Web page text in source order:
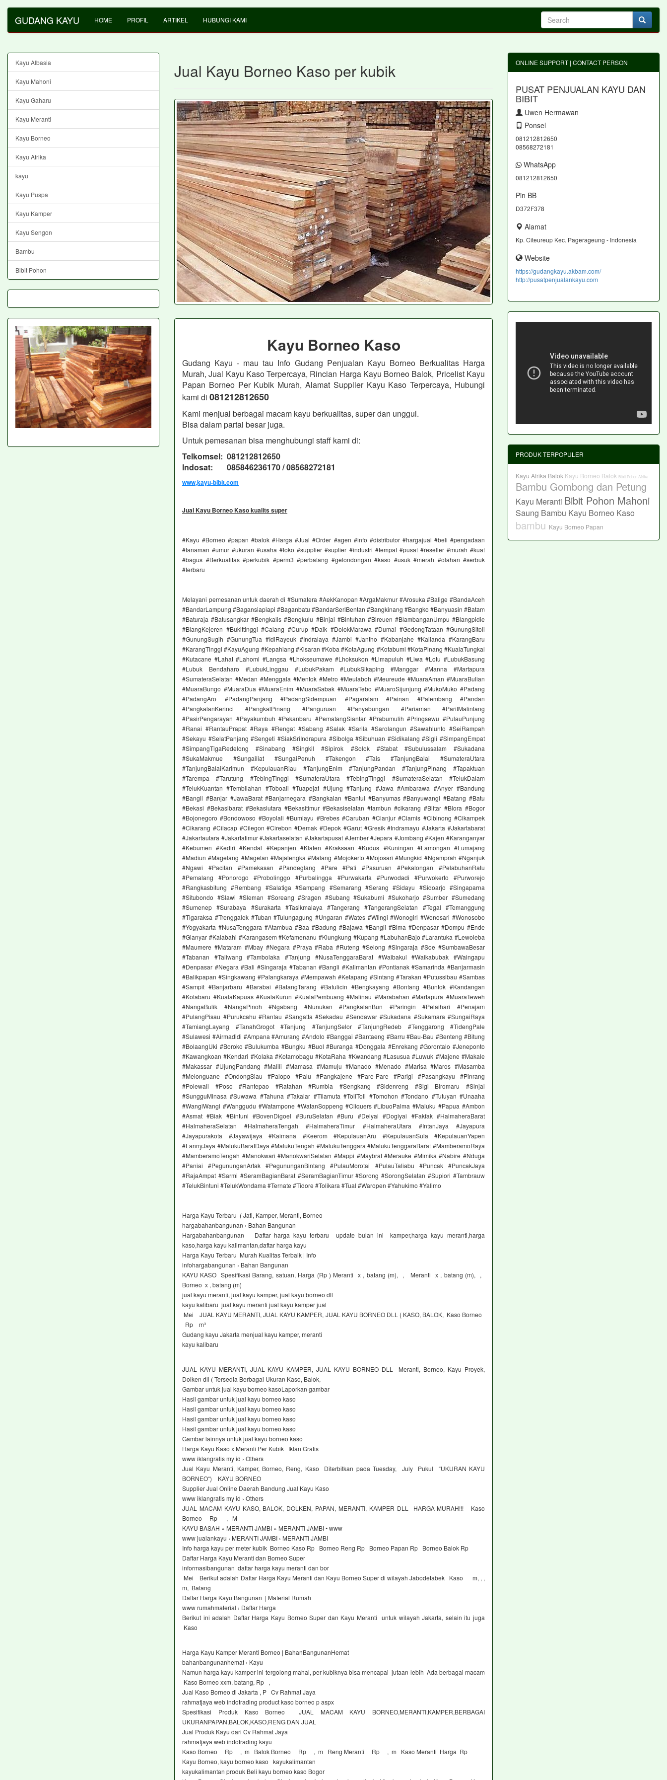
GUDANG KAYU HOME PROFIL ARTIKEL HUBUNGI KAMI
Jual Kayu Borneo Kaso per kubik
Kayu Borneo Kaso
Gudang Kayu - mau tau Info Gudang Penjualan Kayu Borneo Berkualitas Harga
Murah, Jual Kayu Kaso Terpercaya, Rincian Harga Kayu Borneo Balok, Pricelist Kayu
Papan Borneo Per Kubik Murah, Alamat Supplier Kayu Kaso Terpercaya, Hubungi
kami di 081212812650
Kami menjual berbagai macam kayu berkualitas, super dan unggul.
Bisa dalam partai besar juga.
Untuk pemesanan bisa menghubungi staff kami di:
Telkomsel: 081212812650
Indosat: 085846236170 / 08568272181
www,kayu-bibit.com
Jual Kayu Borneo Kaso kualits super
#Kayu #Borneo #papan #balok #Harga #Jual #Order #agen #info #distributor #hargajual #beli #pengadaan
#tanaman #umur #ukuran #usaha #toko #supplier #suplier #industri #tempat #pusat #reseller #murah #kuat
#bagus #Berkualitas #perkubik #perm3 #perbatang #gelondongan #kaso #usuk #merah #olahan #serbuk
#terbaru
Melayani pemesanan untuk daerah di #Sumatera #AekKanopan #ArgaMakmur #Arosuka #Balige #BandaAceh
#BandarLampung #Bagansiapiapi #Baganbatu #BandarSeriBentan #Bangkinang #Bangko #Banyuasin #Batam
#Baturaja #Batusangkar #Bengkalis #Bengkulu #Binjai #Bintuhan #Bireuen #BlambanganUmpu #Blangpidie
#BlangKejeren #Bukittinggi #Calang #Curup #Daik #DolokMarawa #Dumai #GedongTataan #GunungSitoli
#GunungSugih #GunungTua #IdiRayeuk #Indralaya #Jambi #Jantho #Kabanjahe #Kalianda #KarangBaru
#KarangTinggi #KayuAgung #Kepahiang #Kisaran #Koba #KotaAgung #Kotabumi #KotaPinang #KualaTungkal
#Kutacane #Lahat #Lahomi #Langsa #Lhokseumawe #Lhoksukon #Limapuluh #Liwa #Lotu #LubukBasung
#Lubuk Bendaharo #LubukLinggau #LubukPakam #LubukSikaping #Manggar #Manna #Martapura
#SumateraSelatan #Medan #Menggala #Mentok #Metro #Meulaboh #Meureude #MuaraAman #MuaraBulian
#MuaraBungo #MuaraDua #MuaraEnim #MuaraSabak #MuaraTebo #MuaroSijunjung #MukoMuko #Padang
#PadangAro #PadangPanjang #PadangSidempuan #Pagaralam #Painan #Palembang #Pandan
#PangkalanKerinci #PangkalPinang #Panguruan #Panyabungan #Pariaman #ParitMalintang
#PasirPengarayan #Payakumbuh #Pekanbaru #PematangSiantar #Prabumulih #Pringsewu #PulauPunjung
#Ranai #RantauPrapat #Raya #Rengat #Sabang #Salak #Sarila #Sarolangun #Sawahlunto #SeiRampah
#Sekayu #SelatPanjang #Sengeti #SiakSriIndrapura #Sibolga #Sibuhuan #Sidikalang #Sigli #SimpangEmpat
#SimpangTigaRedelong #Sinabang #Singkil #Sipirok #Solok #Stabat #Subulussalam #Sukadana
#SukaMakmue #Sungailiat #SungaiPenuh #Takengon #Tais #TanjungBalai #SumateraUtara
#TanjungBalaiKarimun #KepulauanRiau #TanjungEnim #TanjungPandan #TanjungPinang #Tapaktuan
#Tarempa #Tarutung #TebingTinggi #SumateraUtara #TebingTinggi #SumateraSelatan #TelukDalam
#TelukKuantan #Tembilahan #Toboali #Tuapejat #Ujung #Tanjung #Jawa #Ambarawa #Anyer #Bandung
#Bangil #Banjar #JawaBarat #Banjarnegara #Bangkalan #Bantul #Banyumas #Banyuwangi #Batang #Batu
#Bekasi #Bekasibarat #Bekasiutara #Bekasitimur #Bekasiselatan #tambun #cikarang #Blitar #Blora #Bogor
#Bojonegoro #Bondowoso #Boyolali #Bumiayu #Brebes #Caruban #Cianjur #Ciamis #Cibinong #Cikampek
#Cikarang #Cilacap #Cilegon #Cirebon #Demak #Depok #Garut #Gresik #Indramayu #Jakarta #Jakartabarat
#Jakartautara #Jakartatimur #Jakartaselatan #Jakartapusat #Jember #Jepara #Jombang #Kajen #Karanganyar
#Kebumen #Kediri #Kendal #Kepanjen #Klaten #Kraksaan #Kudus #Kuningan #Lamongan #Lumajang
#Madiun #Magelang #Magetan #Majalengka #Malang #Mojokerto #Mojosari #Mungkid #Ngamprah #Nganjuk
#Ngawi #Pacitan #Pamekasan #Pandeglang #Pare #Pati #Pasuruan #Pekalongan #PelabuhanRatu
#Pemalang #Ponorogo #Probolinggo #Purbalingga #Purwakarta #Purwodadi #Purwokerto #Purworejo
#Rangkasbitung #Rembang #Salatiga #Sampang #Semarang #Serang #Sidayu #Sidoarjo #Singaparna
#Situbondo #Slawi #Sleman #Soreang #Sragen #Subang #Sukabumi #Sukoharjo #Sumber #Sumedang
#Sumenep #Surabaya #Surakarta #Tasikmalaya #Tangerang #TangerangSelatan #Tegal #Temanggung
#Tigaraksa #Trenggalek #Tuban #Tulungagung #Ungaran #Wates #Wlingi #Wonogiri #Wonosari #Wonosobo
#Yogyakarta #NusaTenggara #Atambua #Baa #Badung #Bajawa #Bangli #Bima #Denpasar #Dompu #Ende
#Gianyar #Kalabahi #Karangasem #Kefamenanu #Klungkung #Kupang #LabuhanBajo #Larantuka #Lewoleba
#Maumere #Mataram #Mbay #Negara #Praya #Raba #Ruteng #Selong #Singaraja #Soe #SumbawaBesar
#Tabanan #Taliwang #Tambolaka #Tanjung #NusaTenggaraBarat #Waibakul #Waikabubak #Waingapu
#Denpasar #Negara #Bali #Singaraja #Tabanan #Bangli #Kalimantan #Pontianak #Samarinda #Banjarmasin
#Balikpapan #Singkawang #Palangkaraya #Mempawah #Ketapang #Sintang #Tarakan #Putussibau #Sambas
#Sampit #Banjarbaru #Barabai #BatangTarang #Batulicin #Bengkayang #Bontang #Buntok #Kandangan
#Kotabaru #KualaKapuas #KualaKurun #KualaPembuang #Malinau #Marabahan #Martapura #MuaraTeweh
#NangaBulik #NangaPinoh #Ngabang #Nunukan #PangkalanBun #Paringin #Pelaihari #Penajam
#PulangPisau #Purukcahu #Rantau #Sangatta #Sekadau #Sendawar #Sukadana #Sukamara #SungaiRaya
#TamiangLayang #TanahGrogot #Tanjung #TanjungSelor #TanjungRedeb #Tenggarong #TidengPale
#Sulawesi #Airmadidi #Ampana #Amurang #Andolo #Banggai #Bantaeng #Barru #Bau-Bau #Benteng #Bitung
#BolaangUki #Boroko #Bulukumba #Bungku #Buol #Buranga #Donggala #Enrekang #Gorontalo #Jeneponto
#Kawangkoan #Kendari #Kolaka #Kotamobagu #KotaRaha #Kwandang #Lasusua #Luwuk #Majene #Makale
#Makassar #UjungPandang #Malili #Mamasa #Mamuju #Manado #Menado #Marisa #Maros #Masamba
#Melonguane #OndongSiau #Palopo #Palu #Pangkajene #Pare-Pare #Parigi #Pasangkayu #Pinrang
#Polewali #Poso #Rantepao #Ratahan #Rumbia #Sengkang #Sidenreng #Sigi Biromaru #Sinjai
#SungguMinasa #Suwawa #Tahuna #Takalar #Tilamuta #ToliToli #Tomohon #Tondano #Tutuyan #Unaaha
#WangiWangi #Wanggudu #Watampone #WatanSoppeng #Cliquers #LibuoPalma #Maluku #Papua #Ambon
#Asmat #Biak #Bintuni #BovenDigoel #BuruSelatan #Buru #Deiyai #Dogiyai #Fakfak #HalmaheraBarat
#HalmaheraSelatan #HalmaheraTengah #HalmaheraTimur #HalmaheraUtara #IntanJaya #Jayapura
#Jayapurakota #Jayawijaya #Kaimana #Keerom #KepulauanAru #KepulauanSula #KepulauanYapen
#LannyJaya #MalukuBaratDaya #MalukuTengah #MalukuTenggara #MalukuTenggaraBarat #MamberamoRaya
#MamberamoTengah #Manokwari #ManokwariSelatan #Mappi #Maybrat #Merauke #Mimika #Nabire #Nduga
#Paniai #PegununganArfak #PegununganBintang #PulauMorotai #PulauTaliabu #Puncak #PuncakJaya
#RajaAmpat #Sarmi #SeramBagianBarat #SeramBagianTimur #Sorong #SorongSelatan #Supiori #Tambrauw
#TelukBintuni #TelukWondama #Ternate #Tidore #Tolikara #Tual #Waropen #Yahukimo #Yalimo
Harga Kayu Terbaru ( Jati, Kamper, Meranti, Borneo
hargabahanbangunan › Bahan Bangunan
Hargabahanbangunan Daftar harga kayu terbaru update bulan ini kamper,harga kayu meranti,harga
kaso,harga kayu kalimantan,daftar harga kayu
Harga Kayu Terbaru Murah Kualitas Terbaik | Info
infohargabangunan › Bahan Bangunan
KAYU KASO Spesifikasi Barang, satuan, Harga (Rp ) Meranti x , batang (m), , Meranti x , batang (m), ,
Borneo x , batang (m)
jual kayu meranti, jual kayu kamper, jual kayu borneo dll
kayu kalibaru jual kayu meranti jual kayu kamper jual
Mei JUAL KAYU MERANTI, JUAL KAYU KAMPER, JUAL KAYU BORNEO DLL ( KASO, BALOK, Kaso Borneo
Rp m³
Gudang kayu Jakarta menjual kayu kamper, meranti
kayu kalibaru
JUAL KAYU MERANTI, JUAL KAYU KAMPER, JUAL KAYU BORNEO DLL Meranti, Borneo, Kayu Proyek,
Dolken dll ( Tersedia Berbagai Ukuran Kaso, Balok,
Gambar untuk jual kayu borneo kasoLaporkan gambar
Hasil gambar untuk jual kayu borneo kaso
Hasil gambar untuk jual kayu borneo kaso
Hasil gambar untuk jual kayu borneo kaso
Hasil gambar untuk jual kayu borneo kaso
Gambar lainnya untuk jual kayu borneo kaso
Harga Kayu Kaso x Meranti Per Kubik Iklan Gratis
www iklangratis my id › Others
Jual Kayu Meranti, Kamper, Borneo, Reng, Kaso Diterbitkan pada Tuesday, July Pukul “UKURAN KAYU
BORNEO“) KAYU BORNEO
Supplier Jual Online Daerah Bandung Jual Kayu Kaso
www iklangratis my id › Others
JUAL MACAM KAYU KASO, BALOK, DOLKEN, PAPAN, MERANTI, KAMPER DLL HARGA MURAH!!! Kaso
Borneo Rp , M
KAYU BASAH » MERANTI JAMBI » MERANTI JAMBI • www
www jualankayu › MERANTI JAMBI › MERANTI JAMBI
Info harga kayu per meter kubik Borneo Kaso Rp Borneo Reng Rp Borneo Papan Rp Borneo Balok Rp
Daftar Harga Kayu Meranti dan Borneo Super
informasibangunan daftar harga kayu meranti dan bor
Mei Berikut adalah Daftar Harga Kayu Meranti dan Kayu Borneo Super di wilayah Jabodetabek Kaso m, , ,
m, Batang
Daftar Harga Kayu Bangunan | Material Rumah
www rumahmaterial › Daftar Harga
Berikut ini adalah Daftar Harga Kayu Borneo Super dan Kayu Meranti untuk wilayah Jakarta, selain itu juga
Kaso
Harga Kayu Kamper Meranti Borneo | BahanBangunanHemat
bahanbangunanhemat › Kayu
Namun harga kayu kamper ini tergolong mahal, per kubiknya bisa mencapai jutaan lebih Ada berbagai macam
Kaso Borneo xxm, batang, Rp ,
Jual Kaso Borneo di Jakarta , P Cv Rahmat Jaya
rahmatjaya web indotrading product kaso borneo p aspx
Spesifikasi Produk Kaso Borneo JUAL MACAM KAYU BORNEO,MERANTI,KAMPER,BERBAGAI
UKURANPAPAN,BALOK,KASO,RENG DAN JUAL
Jual Produk Kayu dari Cv Rahmat Jaya
rahmatjaya web indotrading kayu
Kaso Borneo Rp , m Balok Borneo Rp , m Reng Meranti Rp , m Kaso Meranti Harga Rp
Kayu Borneo, kayu borneo kaso kayukalimantan
kayukalimantan produk Beli kayu borneo kaso Bogor
Kayu Albasia
Kayu Mahoni
Kayu Gaharu
Kayu Meranti
Kayu Borneo
Kayu Afrika
kayu
Kayu Puspa
Kayu Kamper
Kayu Sengon
Bambu
Bibit Pohon
ONLINE SUPPORT | CONTACT PERSON
PUSAT PENJUALAN KAYU DAN
BIBIT
Uwen Hermawan
Ponsel
081212812650
08568272181
WhatsApp
081212812650
Pin BB
D372F378
Alamat
Kp. Citeureup Kec. Pagerageung - Indonesia
Website
https://gudangkayu.akbam.com/
http://pusatpenjualankayu.com
PRODUK TERPOPULER
Kayu Afrika Balok Kayu Borneo Balok Bibit Pohon Afrika
Bambu Gombong dan Petung
Kayu Meranti Bibit Pohon Mahoni
Saung Bambu Kayu Borneo Kaso
bambu Kayu Borneo Papan